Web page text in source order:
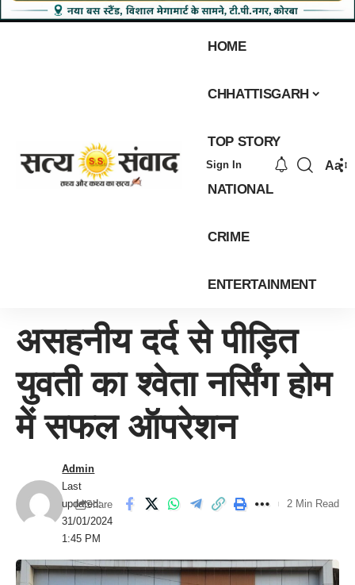
HOME
CHHATTISGARH
TOP STORY
NATIONAL
CRIME
ENTERTAINMENT
Sign In Aa
असहनीय दर्द से पीड़ित
युवती का श्वेता नर्सिंग होम
में सफल ऑपरेशन
Last
updated:
31/01/2024
1:45 PM
Admin
Share 2 Min Read